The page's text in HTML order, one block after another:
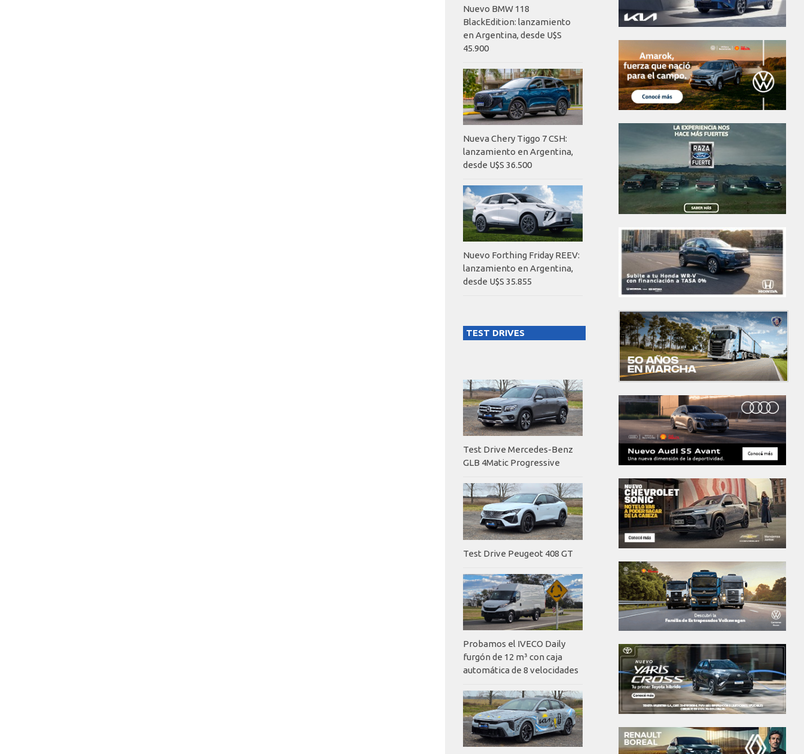
Nuevo BMW 118
BlackEdition: lanzamiento
en Argentina, desde U$S
45.900
Nueva Chery Tiggo 7 CSH:
lanzamiento en Argentina,
desde U$S 36.500
Nuevo Forthing Friday REEV:
lanzamiento en Argentina,
desde U$S 35.855
TEST DRIVES
Test Drive Mercedes-Benz
GLB 4Matic Progressive
Test Drive Peugeot 408 GT
Probamos el IVECO Daily
furgón de 12 m³ con caja
automática de 8 velocidades